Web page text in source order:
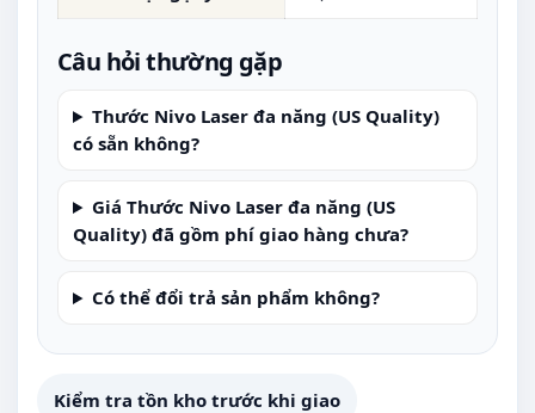
Câu hỏi thường gặp
Thước Nivo Laser đa năng (US Quality)
có sẵn không?
Giá Thước Nivo Laser đa năng (US
Quality) đã gồm phí giao hàng chưa?
Có thể đổi trả sản phẩm không?
Kiểm tra tồn kho trước khi giao